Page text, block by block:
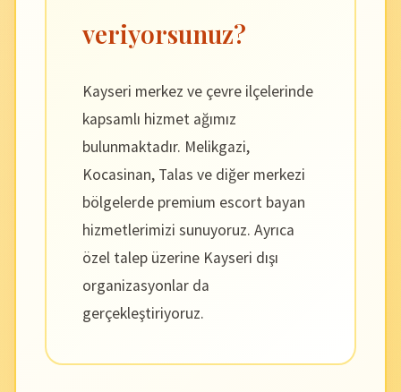
veriyorsunuz?
Kayseri merkez ve çevre ilçelerinde
kapsamlı hizmet ağımız
bulunmaktadır. Melikgazi,
Kocasinan, Talas ve diğer merkezi
bölgelerde premium escort bayan
hizmetlerimizi sunuyoruz. Ayrıca
özel talep üzerine Kayseri dışı
organizasyonlar da
gerçekleştiriyoruz.